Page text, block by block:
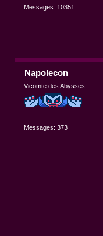
Messages: 10351
Napolecon
Vicomte des Abysses
Messages: 373